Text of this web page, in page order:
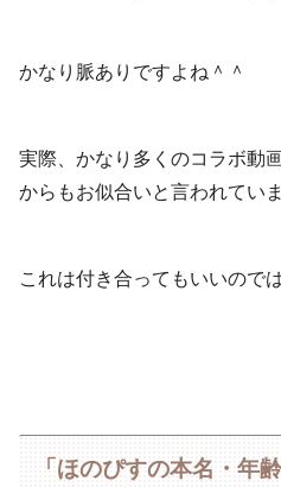
かなり脈ありですよね＾＾
実際、かなり多くのコラボ動
からもお似合いと言われてい
これは付き合ってもいいので
「ほのぴすの本名・年